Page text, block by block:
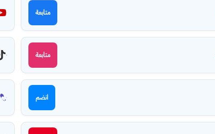
متابعة
متابعة
انضم